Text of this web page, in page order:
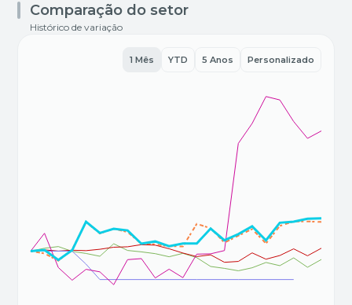
Comparação do setor
Histórico de variação
1 Mês YTD 5 Anos Personalizado